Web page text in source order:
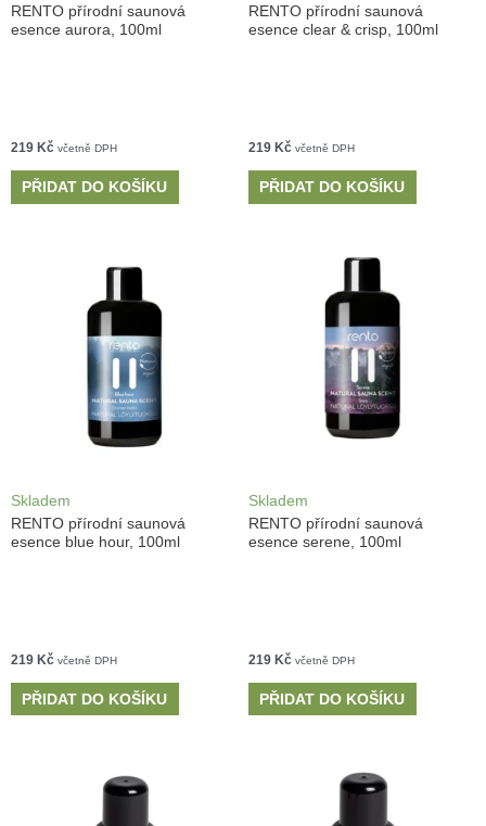
RENTO přírodní saunová
esence aurora, 100ml
219 Kč včetně DPH
PŘIDAT DO KOŠÍKU
RENTO přírodní saunová
esence clear & crisp, 100ml
219 Kč včetně DPH
PŘIDAT DO KOŠÍKU
Skladem
RENTO přírodní saunová
esence blue hour, 100ml
219 Kč včetně DPH
PŘIDAT DO KOŠÍKU
Skladem
RENTO přírodní saunová
esence serene, 100ml
219 Kč včetně DPH
PŘIDAT DO KOŠÍKU